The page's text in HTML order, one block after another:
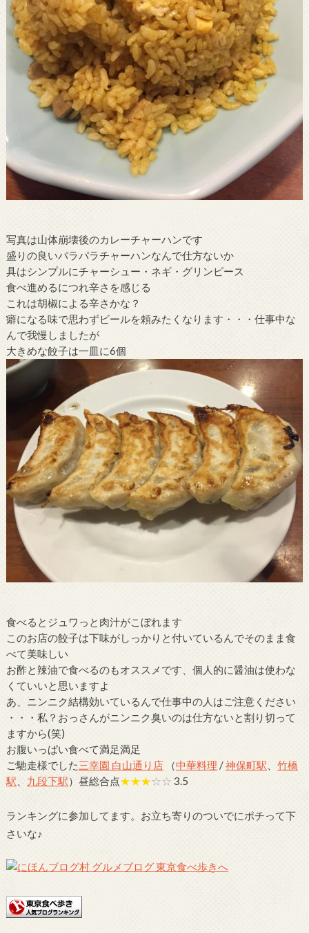
写真は山体崩壊後のカレーチャーハンです
盛りの良いパラパラチャーハンなんで仕方ないか
具はシンプルにチャーシュー・ネギ・グリンピース
食べ進めるにつれ辛さを感じる
これは胡椒による辛さかな？
癖になる味で思わずビールを頼みたくなります・・・仕事中な
んで我慢しましたが
大きめな餃子は一皿に6個
食べるとジュワっと肉汁がこぼれます
このお店の餃子は下味がしっかりと付いているんでそのまま食
べて美味しい
お酢と辣油で食べるのもオススメです、個人的に醤油は使わな
くていいと思いますよ
あ、ニンニク結構効いているんで仕事中の人はご注意ください
・・・私？おっさんがニンニク臭いのは仕方ないと割り切って
ますから(笑)
お腹いっぱい食べて満足満足
ご馳走様でした三幸園 白山通り店（中華料理 /神保町駅
竹橋
駅
九段下駅）昼総合点★★★☆☆ 3.5
ランキングに参加してます。お立ち寄りのついでにポチって下
さいな♪